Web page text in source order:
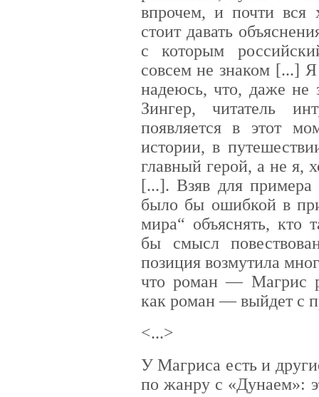
впрочем, и почти вся
стоит давать
с которым
совсем не знаком [...]
надеюсь, что, даже не
Зингер, читатель
появляется в этот
истории, в
главный герой, а не я,
[...]. Взяв для примера
было бы ошибкой в
мира“ объяснять, кто
бы смысл
позиция возмутила
что роман — Магрис
как роман — выйдет с
<...>
У Магриса есть и
по жанру с «Дунаем»: